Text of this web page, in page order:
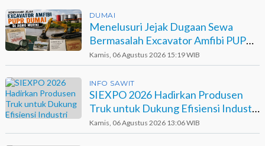
DUMAI
Menelusuri Jejak Dugaan Sewa
Bermasalah Excavator Amfibi PUPR
Dumai di Agro Murni
Kamis, 06 Agustus 2026 15:19 WIB
INFO SAWIT
SIEXPO 2026 Hadirkan Produsen
Truk untuk Dukung Efisiensi Industri
Sawit
Kamis, 06 Agustus 2026 13:06 WIB